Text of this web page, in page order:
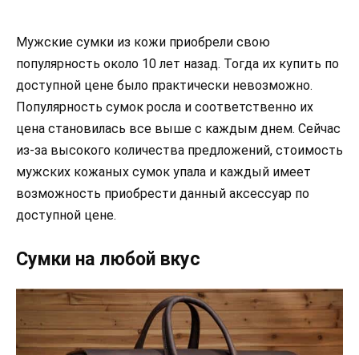
Мужские сумки из кожи приобрели свою
популярность около 10 лет назад. Тогда их купить по
доступной цене было практически невозможно.
Популярность сумок росла и соответственно их
цена становилась все выше с каждым днем. Сейчас
из-за высокого количества предложений, стоимость
мужских кожаных сумок упала и каждый имеет
возможность приобрести данный аксессуар по
доступной цене.
Сумки на любой вкус